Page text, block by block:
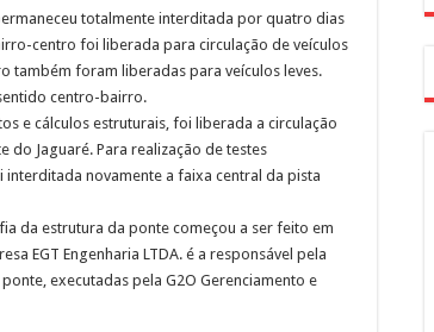
totalmente interditada por quatro dias
centro foi liberada para circulação de veículos
também foram liberadas para veículos leves.
centro-bairro.
e cálculos estruturais, foi liberada a circulação
do Jaguaré. Para realização de testes
novamente a faixa central da pista
da estrutura da ponte começou a ser feito em
EGT Engenharia LTDA. é a responsável pela
executadas pela G2O Gerenciamento e